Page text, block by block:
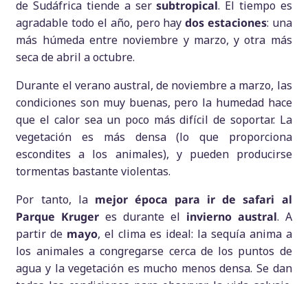
de Sudáfrica tiende a sersubtropical. El tiempo es
agradable todo el año, pero haydos estaciones: una
más húmeda entre noviembre y marzo, y otra más
seca de abril a octubre.
Durante el verano austral, de noviembre a marzo, las
condiciones son muy buenas, pero la humedad hace
que el calor sea un poco más difícil de soportar. La
vegetación es más densa (lo que proporciona
escondites a los animales), y pueden producirse
tormentas bastante violentas.
Por tanto, la mejor época para ir de safari al
Parque Krugeres durante el invierno austral. A
partir de mayo, el clima es ideal: la sequía anima a
los animales a congregarse cerca de los puntos de
agua y la vegetación es mucho menos densa. Se dan